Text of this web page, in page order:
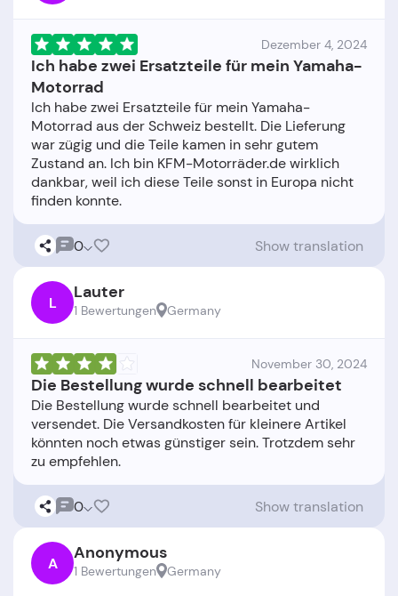
Dezember 4, 2024
Ich habe zwei Ersatzteile für mein Yamaha-
Motorrad
Ich habe zwei Ersatzteile für mein Yamaha-
Motorrad aus der Schweiz bestellt. Die Lieferung
war zügig und die Teile kamen in sehr gutem
Zustand an. Ich bin KFM-Motorräder.de wirklich
dankbar, weil ich diese Teile sonst in Europa nicht
0 Show translation
L Lauter
1 Bewertungen Germany
November 30, 2024
Die Bestellung wurde schnell bearbeitet
Die Bestellung wurde schnell bearbeitet und
versendet. Die Versandkosten für kleinere Artikel
könnten noch etwas günstiger sein. Trotzdem sehr
0 Show translation
A Anonymous
1 Bewertungen Germany